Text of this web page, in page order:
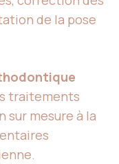
de la pose
traitements
sur mesure à la